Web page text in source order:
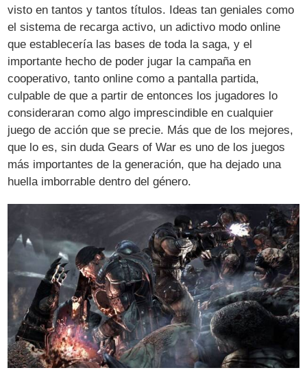
visto en tantos y tantos títulos. Ideas tan geniales como
el sistema de recarga activo, un adictivo modo online
que establecería las bases de toda la saga, y el
importante hecho de poder jugar la campaña en
cooperativo, tanto online como a pantalla partida,
culpable de que a partir de entonces los jugadores lo
consideraran como algo imprescindible en cualquier
juego de acción que se precie. Más que de los mejores,
que lo es, sin duda Gears of War es uno de los juegos
más importantes de la generación, que ha dejado una
huella imborrable dentro del género.